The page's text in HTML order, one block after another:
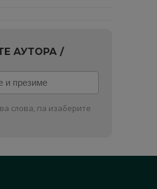
АУТОРА /
слова, па изаберите